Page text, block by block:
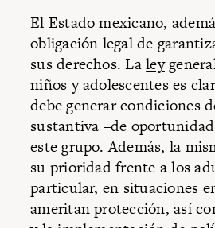
El Estado mexicano,
obligación legal de
sus derechos. Laley
niños y adolescentes es
debe generar condiciones
sustantiva –de
este grupo. Además, la
su prioridad frente a los
particular, en situaciones
ameritan protección, así